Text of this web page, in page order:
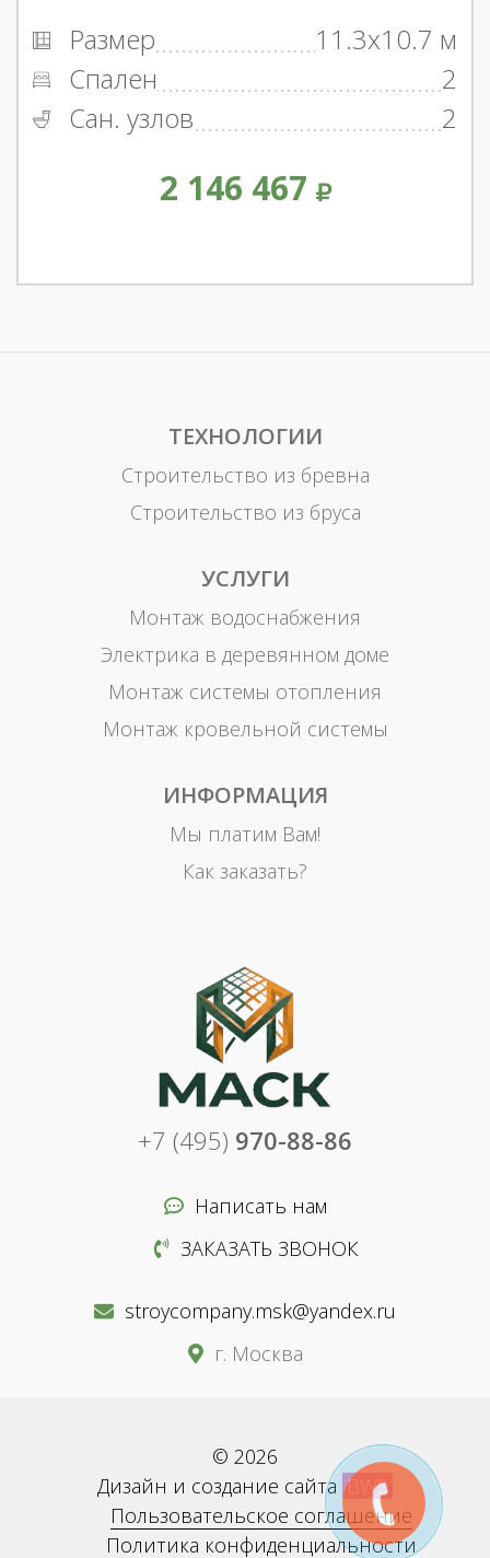
Размер
11.3x10.7 м
Спален
2
Сан. узлов
2
2 146 467
ТЕХНОЛОГИИ
Строительство из бревна
Строительство из бруса
УСЛУГИ
Монтаж водоснабжения
Электрика в деревянном доме
Монтаж системы отопления
Монтаж кровельной системы
ИНФОРМАЦИЯ
Мы платим Вам!
Как заказать?
+7 (495) 970-88-86
Написать нам
ЗАКАЗАТЬ ЗВОНОК
stroycompany.msk@yandex.ru
г. Москва
© 2026
Дизайн и создание сайта BWS
Пользовательское соглашение
Политика конфиденциальности